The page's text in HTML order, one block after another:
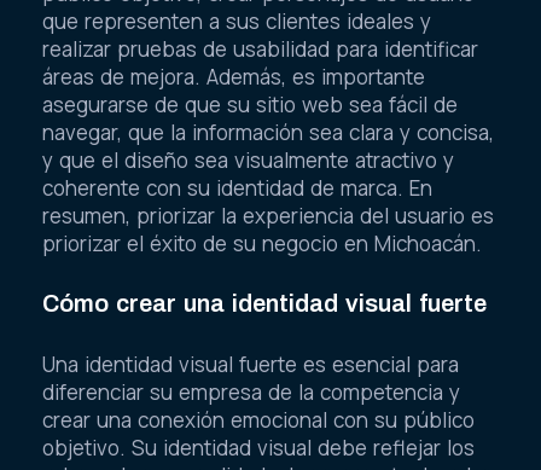
que representen a sus clientes ideales y
realizar pruebas de usabilidad para identificar
áreas de mejora. Además, es importante
asegurarse de que su sitio web sea fácil de
navegar, que la información sea clara y concisa,
y que el diseño sea visualmente atractivo y
coherente con su identidad de marca. En
resumen, priorizar la experiencia del usuario es
priorizar el éxito de su negocio en Michoacán.
Cómo crear una identidad visual fuerte
Una identidad visual fuerte es esencial para
diferenciar su empresa de la competencia y
crear una conexión emocional con su público
objetivo. Su identidad visual debe reflejar los